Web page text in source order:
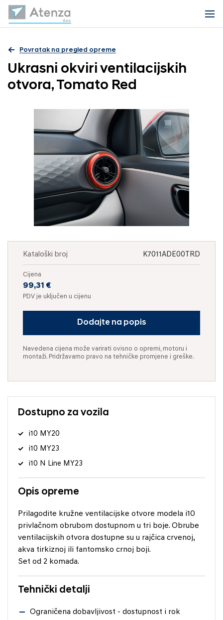
Povratak na pregled opreme
Ukrasni okviri ventilacijskih
otvora, Tomato Red
Kataloški broj K7011ADE00TRD
Cijena
99,31 €
PDV je uključen u cijenu
Dodajte na popis
Navedena cijena može varirati ovisno o opremi, motoru i
montaži. Pridržavamo pravo na tehničke promjene i greške.
Dostupno za vozila
i10 MY20
i10 MY23
i10 N Line MY23
Opis opreme
Prilagodite kružne ventilacijske otvore modela i10
privlačnom obrubom dostupnom u tri boje. Obrube
ventilacijskih otvora dostupne su u rajčica crvenoj,
akva tirkiznoj ili fantomsko crnoj boji.
Set od 2 komada.
Tehnički detalji
Ograničena dobavljivost - dostupnost i rok